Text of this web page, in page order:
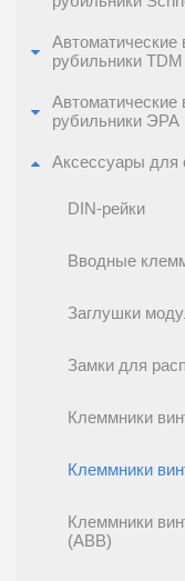
рубильники
рубильники ЭРА
Аксессуары для
DIN-рейки
Вводные
Заглушки
Замки для
Клеммники
Клеммники
Клеммники
(ABB)